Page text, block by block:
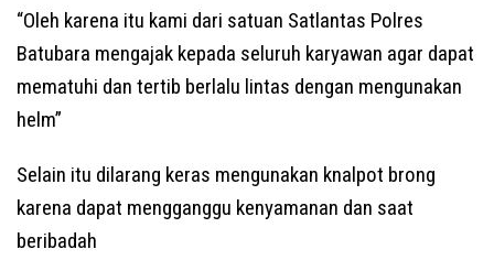
“Oleh karena itu kami dari satuan Satlantas Polres
Batubara mengajak kepada seluruh karyawan agar dapat
mematuhi dan tertib berlalu lintas dengan mengunakan
helm”
Selain itu dilarang keras mengunakan knalpot brong
karena dapat mengganggu kenyamanan dan saat
beribadah